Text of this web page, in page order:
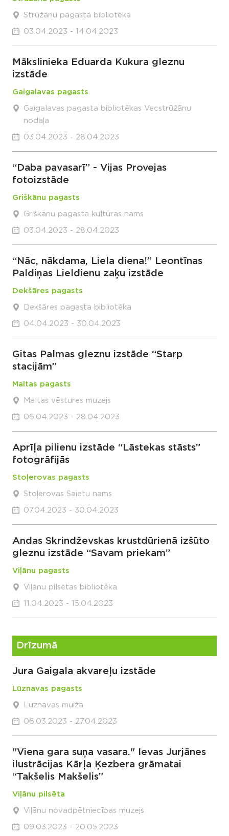
Strūžānu pagasta bibliotēka
03.04.2023 - 14.04.2023
Mākslinieka Eduarda Kukura gleznu
izstāde
Gaigalavas pagasts
Gaigalavas pagasta bibliotēkas Vecstrūžānu
nodaļa
03.04.2023 - 28.04.2023
“Daba pavasarī” - Vijas Provejas
fotoizstāde
Griškānu pagasts
Griškānu pagasta kultūras nams
03.04.2023 - 28.04.2023
“Nāc, nākdama, Liela diena!” Leontīnas
Paldiņas Lieldienu zaķu izstāde
Dekšāres pagasts
Dekšāres pagasta bibliotēka
04.04.2023 - 30.04.2023
Gitas Palmas gleznu izstāde “Starp
stacijām”
Maltas pagasts
Maltas vēstures muzejs
06.04.2023 - 28.04.2023
Aprīļa pilienu izstāde “Lāstekas stāsts”
fotogrāfijās
Stoļerovas pagasts
Stoļerovas Saietu nams
07.04.2023 - 30.04.2023
Andas Skrindževskas krustdūrienā izšūto
gleznu izstāde “Savam priekam”
Viļānu pagasts
Viļānu pilsētas bibliotēka
11.04.2023 - 15.04.2023
Drīzumā
Jura Gaigala akvareļu izstāde
Lūznavas pagasts
Lūznavas muiža
06.03.2023 - 27.04.2023
"Viena gara suņa vasara." Ievas Jurjānes
ilustrācijas Kārļa Ķezbera grāmatai
“Takšelis Makšelis”
Viļānu pilsēta
Viļānu novadpētniecības muzejs
09.03.2023 - 20.05.2023